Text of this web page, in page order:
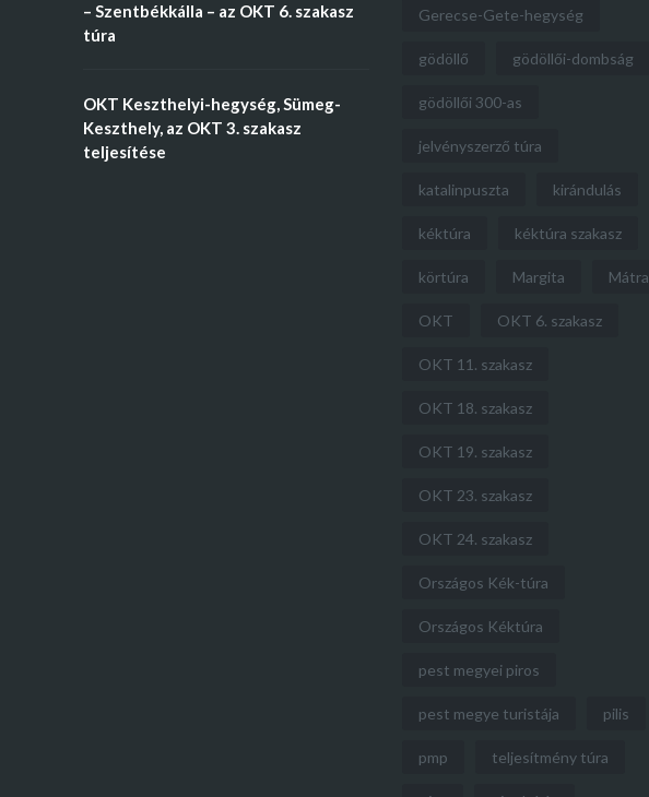
– Szentbékkálla – az OKT 6. szakasz
túra
OKT Keszthelyi-hegység, Sümeg-
Keszthely, az OKT 3. szakasz
teljesítése
Gerecse-Gete-hegység
gödöllő gödöllői-dombság
gödöllői 300-as
jelvényszerző túra
katalinpuszta kirándulás
kéktúra kéktúra szakasz
körtúra Margita Mátra
OKT OKT 6. szakasz
OKT 11. szakasz
OKT 18. szakasz
OKT 19. szakasz
OKT 23. szakasz
OKT 24. szakasz
Országos Kék-túra
Országos Kéktúra
pest megyei piros
pest megye turistája pilis
pmp teljesítmény túra